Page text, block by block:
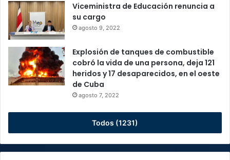
Viceministra de Educación renuncia a
su cargo
agosto 9, 2022
Explosión de tanques de combustible
cobró la vida de una persona, deja 121
heridos y 17 desaparecidos, en el oeste
de Cuba
agosto 7, 2022
Todos (1231)